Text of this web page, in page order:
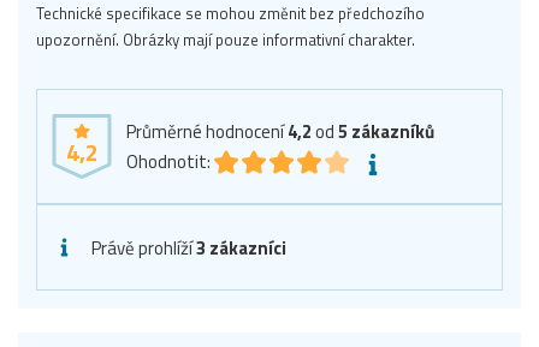
Technické specifikace se mohou změnit bez předchozího
upozornění. Obrázky mají pouze informativní charakter.
4,2
Průměrné hodnocení4,2od5 zákazníků
Ohodnotit:
Právě prohlíží3 zákazníci